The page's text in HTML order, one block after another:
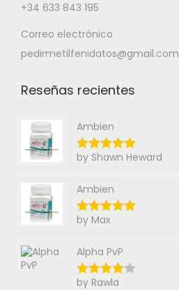
+34 633 843 195
Correo electrónico
pedirmetilfenidatos@gmail.com
Reseñas recientes
Ambien
by Shawn Heward
Ambien
by Max
Alpha PvP
by Rawla